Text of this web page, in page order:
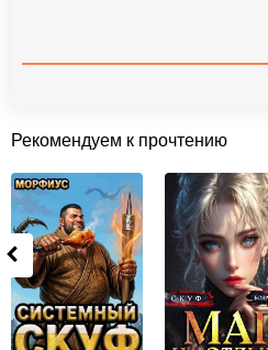
Рекомендуем к прочтению